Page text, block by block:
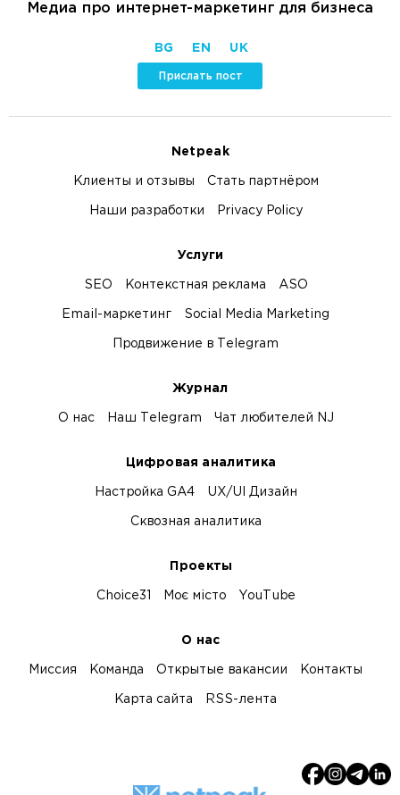
Медиа про интернет-маркетинг для бизнеса
BG EN UK
Прислать пост
Netpeak
Клиенты и отзывы Стать партнёром
Наши разработки Privacy Policy
Услуги
SEO Контекстная реклама ASO
Email-маркетинг Social Media Marketing
Продвижение в Telegram
Журнал
О нас Наш Telegram Чат любителей NJ
Цифровая аналитика
Настройка GA4 UX/UI Дизайн
Сквозная аналитика
Проекты
Choice31 Моє місто YouTube
О нас
Миссия Команда Открытые вакансии Контакты
Карта сайта RSS-лента